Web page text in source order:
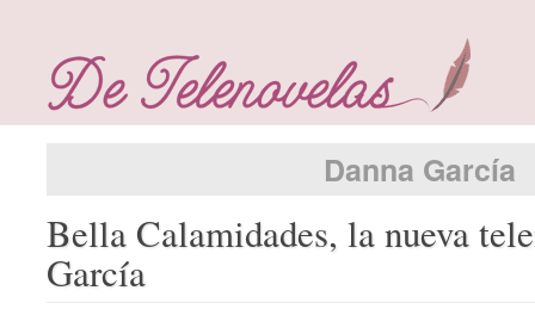
Danna García
Bella Calamidades, la nueva
García